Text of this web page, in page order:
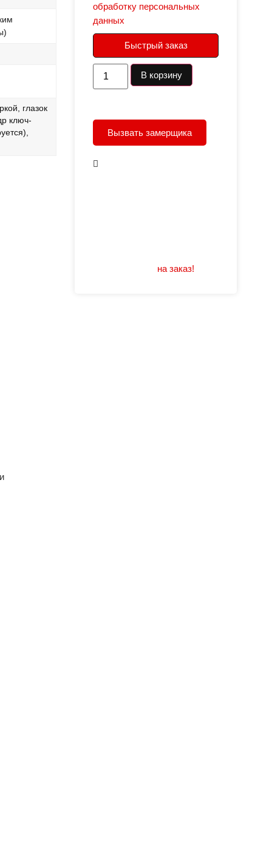
глазок
ключ-
обработку персональных
данных
Быстрый заказ
В корзину
Вызвать замерщика
на заказ!